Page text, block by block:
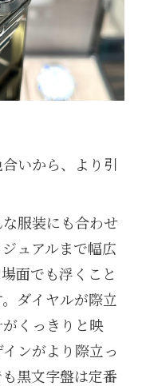
いから、より引
服装にも合わせ
ュアルまで幅広
面でも浮くこと
ダイヤルが際立
くっきりと映
ンがより際立っ
黒文字盤は定番